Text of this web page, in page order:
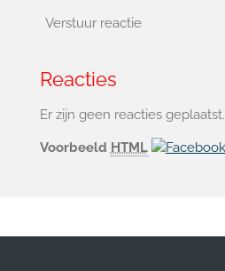
Verstuur reactie
Reacties
Er zijn geen reacties geplaatst.
Voorbeeld HTML